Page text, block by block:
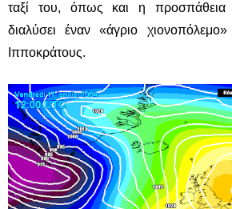
ταξί του, όπως και η προσπάθεια
διαλύσει έναν «άγριο
Ιπποκράτους.